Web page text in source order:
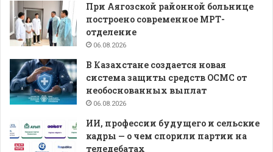
При Аягозской районной больнице
построено современное МРТ-
отделение
06.08.2026
В Казахстане создается новая
система защиты средств ОСМС от
необоснованных выплат
06.08.2026
ИИ, профессии будущего и сельские
кадры — о чем спорили партии на
теледебатах